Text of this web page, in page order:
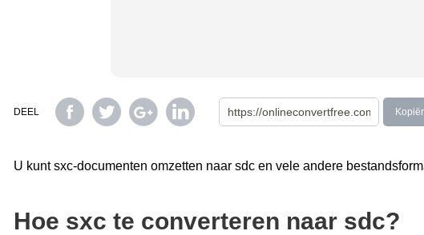
DEEL
U kunt sxc-documenten omzetten naar sdc en vele andere
Hoe sxc te converteren naar sdc?